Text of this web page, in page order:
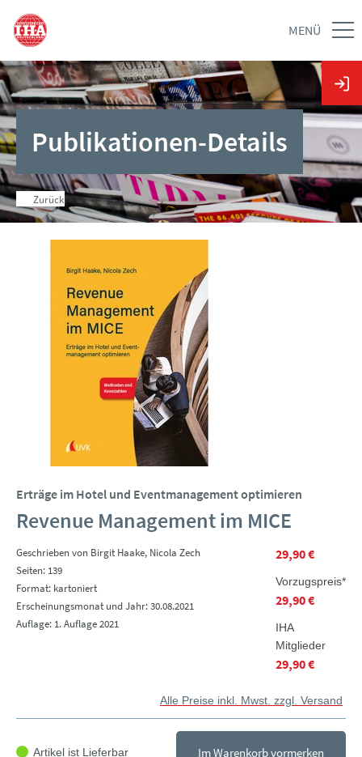
MENÜ
Publikationen-Details
Zurück
Erträge im Hotel und Eventmanagement optimieren
Revenue Management im MICE
Geschrieben von Birgit Haake, Nicola Zech
Seiten: 139
Format: kartoniert
Erscheinungsmonat und Jahr: 30.08.2021
Auflage: 1. Auflage 2021
29,90 €
Vorzugspreis*
29,90 €
IHA
Mitglieder
29,90 €
Alle Preise inkl. Mwst. zzgl. Versand
Artikel ist Lieferbar Im Warenkorb vormerken